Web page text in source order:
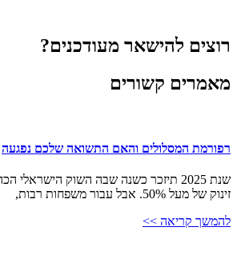
רוצים להישאר מעודכנים?
מאמרים קשורים
רפורמת המסלולים והאם התשואה שלכם נפגעה
שנת 2025 תיזכר כשנה שבה השוק
זינוק של מעל 50%. אבל עבור משפחות רבות,
להמשך קריאה >>